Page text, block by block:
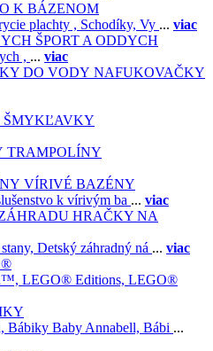
K BÁZENOM
plachty , Schodíky, Vy ... viac
ŠPORT A ODDYCH
, ... viac
NAFUKOVAČKY
ŠMYKĽAVKY
TRAMPOLÍNY
VÍRIVÉ BAZÉNY
k vírivým ba ... viac
HRAČKY NA
Detský záhradný ná ... viac
LEGO® Editions, LEGO®
Bábiky Baby Annabell, Bábi ...